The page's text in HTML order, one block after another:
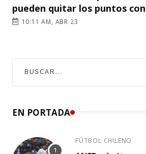
pueden quitar los puntos
10:11 AM, ABR 23
EN PORTADA
FÚTBOL CHILENO